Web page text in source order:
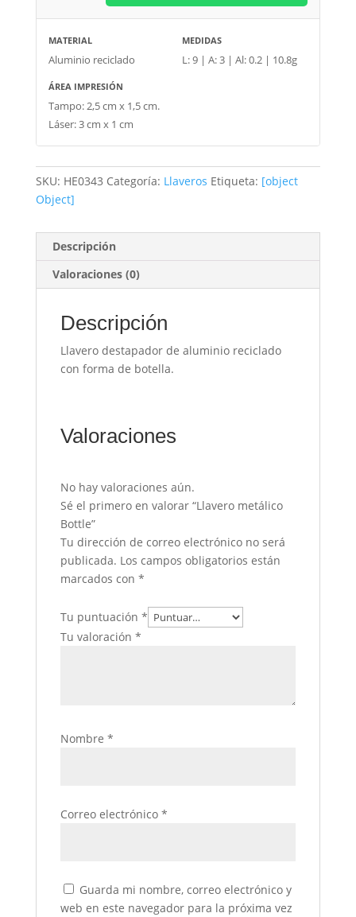
MATERIAL
Aluminio reciclado
MEDIDAS
L: 9 | A: 3 | Al: 0.2 | 10.8g
ÁREA IMPRESIÓN
Tampo: 2,5 cm x 1,5 cm.
Láser: 3 cm x 1 cm
SKU: HE0343 Categoría: Llaveros Etiqueta: [object
Object]
Descripción
Valoraciones (0)
Descripción
Llavero destapador de aluminio reciclado
con forma de botella.
Valoraciones
No hay valoraciones aún.
Sé el primero en valorar “Llavero metálico
Bottle”
Tu dirección de correo electrónico no será
publicada. Los campos obligatorios están
marcados con *
Tu puntuación *
Tu valoración *
Nombre *
Correo electrónico *
Guarda mi nombre, correo electrónico y
web en este navegador para la próxima vez